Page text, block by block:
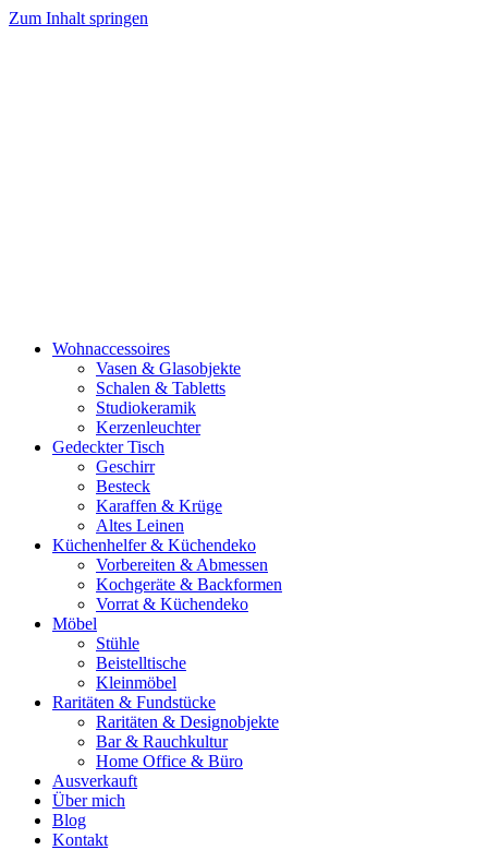
Zum Inhalt springen
Wohnaccessoires
Vasen & Glasobjekte
Schalen & Tabletts
Studiokeramik
Kerzenleuchter
Gedeckter Tisch
Geschirr
Besteck
Karaffen & Krüge
Altes Leinen
Küchenhelfer & Küchendeko
Vorbereiten & Abmessen
Kochgeräte & Backformen
Vorrat & Küchendeko
Möbel
Stühle
Beistelltische
Kleinmöbel
Raritäten & Fundstücke
Raritäten & Designobjekte
Bar & Rauchkultur
Home Office & Büro
Ausverkauft
Über mich
Blog
Kontakt